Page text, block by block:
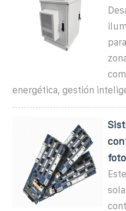
energética, gestión